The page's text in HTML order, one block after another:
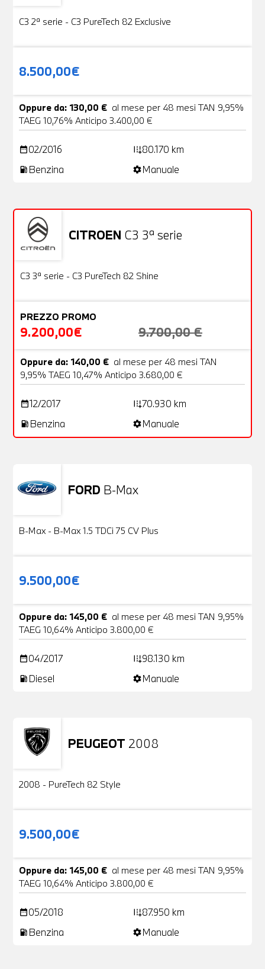
C3 2ª serie - C3 PureTech 82 Exclusive
8.500,00€
Oppure da: 130,00 € al mese per 48 mesi TAN 9,95%
TAEG 10,76% Anticipo 3.400,00 €
date_range02/2016 add_road80.170 km
local_gas_station Benzina settingsManuale
CITROEN C3 3ª serie
OFFERTA
Usato
C3 3ª serie - C3 PureTech 82 Shine
PREZZO PROMO
9.200,00€ 9.700,00 €
Oppure da: 140,00 € al mese per 48 mesi TAN
9,95% TAEG 10,47% Anticipo 3.680,00 €
date_range12/2017 add_road70.930 km
local_gas_station Benzina settingsManuale
FORD B-Max
B-Max - B-Max 1.5 TDCi 75 CV Plus
9.500,00€
Oppure da: 145,00 € al mese per 48 mesi TAN 9,95%
TAEG 10,64% Anticipo 3.800,00 €
date_range04/2017 add_road98.130 km
local_gas_station Diesel settingsManuale
PEUGEOT 2008
Usato
2008 - PureTech 82 Style
9.500,00€
Oppure da: 145,00 € al mese per 48 mesi TAN 9,95%
TAEG 10,64% Anticipo 3.800,00 €
date_range05/2018 add_road87.950 km
local_gas_station Benzina settingsManuale